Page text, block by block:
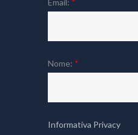
Email: *
Nome: *
Informativa Privacy